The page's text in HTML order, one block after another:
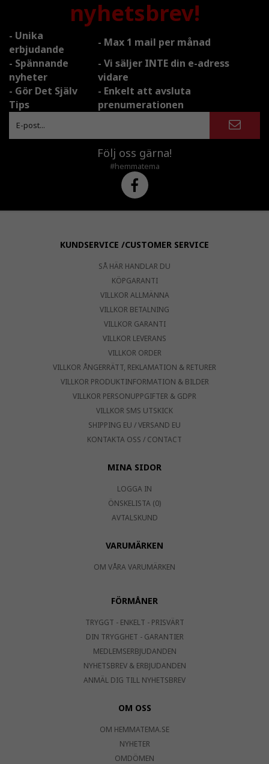
nyhetsbrev!
- Unika
erbjudande
- Max 1 mail per månad
- Spännande
nyheter
- Vi säljer INTE din e-adress
vidare
- Gör Det Själv
Tips
- Enkelt att avsluta
prenumerationen
Följ oss gärna!
#hemmatema
KUNDSERVICE /CUSTOMER SERVICE
SÅ HÄR HANDLAR DU
KÖPGARANTI
VILLKOR ALLMÄNNA
VILLKOR BETALNING
VILLKOR GARANTI
VILLKOR LEVERANS
VILLKOR ORDER
VILLKOR ÅNGERRÄTT, REKLAMATION & RETURER
VILLKOR PRODUKTINFORMATION & BILDER
VILLKOR PERSONUPPGIFTER & GDPR
VILLKOR SMS UTSKICK
SHIPPING EU / VERSAND EU
KONTAKTA OSS / CONTACT
MINA SIDOR
LOGGA IN
ÖNSKELISTA (0)
AVTALSKUND
VARUMÄRKEN
OM VÅRA VARUMÄRKEN
FÖRMÅNER
TRYGGT - ENKELT - PRISVÄRT
DIN TRYGGHET - GARANTIER
MEDLEMSERBJUDANDEN
NYHETSBREV & ERBJUDANDEN
ANMÄL DIG TILL NYHETSBREV
OM OSS
OM HEMMATEMA.SE
NYHETER
OMDÖMEN